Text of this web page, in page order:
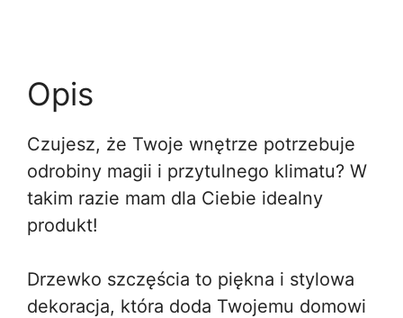
Opis
Czujesz, że Twoje wnętrze potrzebuje
odrobiny magii i przytulnego klimatu? W
takim razie mam dla Ciebie idealny
produkt!
Drzewko szczęścia to piękna i stylowa
dekoracja, która doda Twojemu domowi